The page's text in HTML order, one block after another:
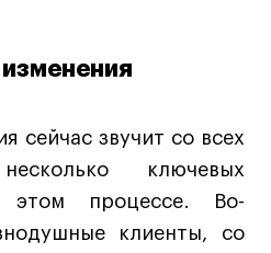
сейчас звучит со всех
ключевых
этом процессе. Во-
клиенты, со